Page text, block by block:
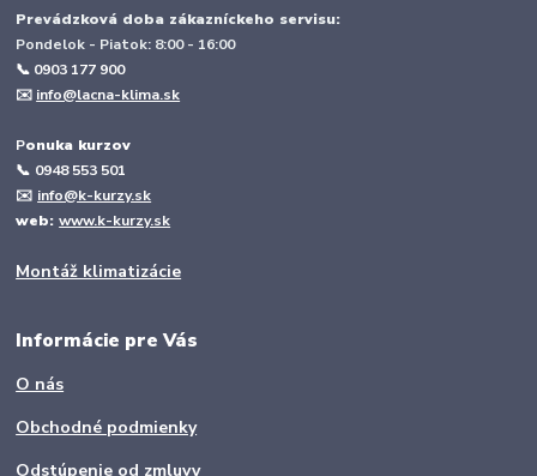
Prevádzková doba zákazníckeho servisu:
Pondelok - Piatok: 8:00 - 16:00
📞 0903 177 900
✉️ info@lacna-klima.sk
Ponuka kurzov
📞 0948 553 501
✉️ info@k-kurzy.sk
web:www.k-kurzy.sk
Montáž klimatizácie
Informácie pre Vás
O nás
Obchodné podmienky
Odstúpenie od zmluvy